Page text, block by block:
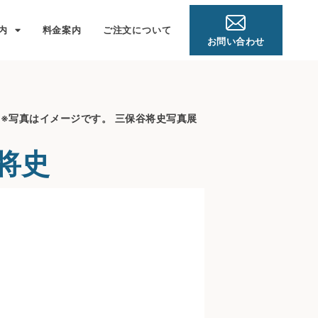
料金案内
ご注文について
お問い合わせ
※写真はイメージです。 三保谷将史写真展
史